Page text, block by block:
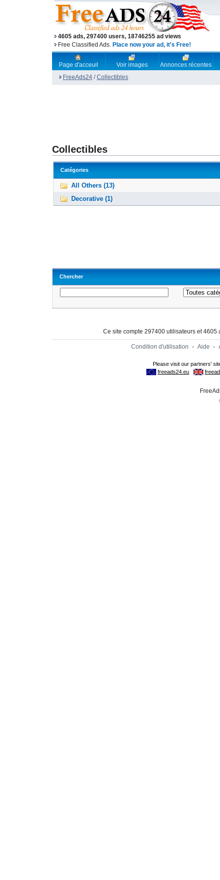
4605 ads, 297400 users, 18746255 ad views
Free Classified Ads. Place now your ad, it's Free!
Page d'acceuil Voir images
Annonces récentes
FreeAds24 /Collectibles
Collectibles
Catégories
All Others (13)
Decorative (1)
Chercher
Ce site compte 297400 utilisateurs et
Condition d'utilisation - Aide -